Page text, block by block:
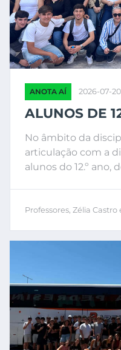
ANOTA AÍ 2026-07-20
ALUNOS DE
No âmbito da
articulação com a
alunos do 12.º ano,
Professores, Zélia